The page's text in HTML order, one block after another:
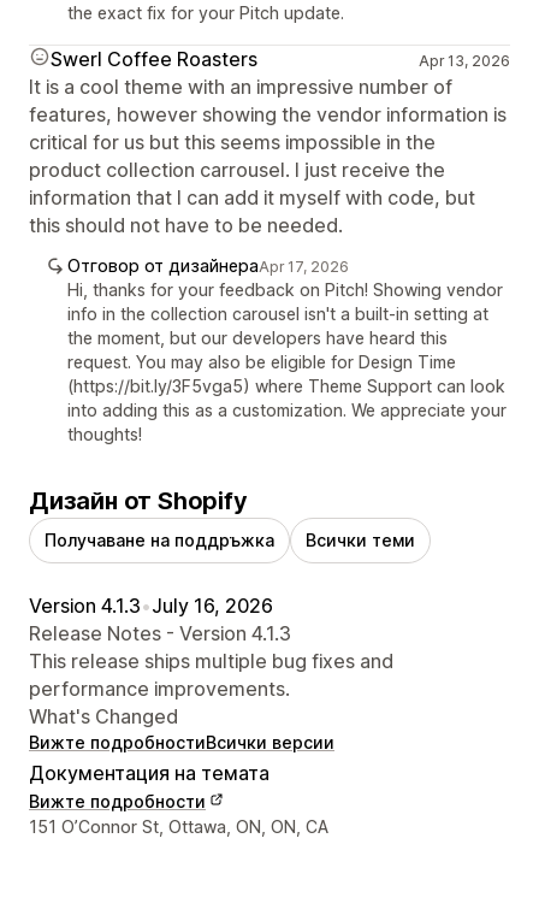
the exact fix for your Pitch update.
Swerl Coffee Roasters Apr 13, 2026
It is a cool theme with an impressive number of
features, however showing the vendor information is
critical for us but this seems impossible in the
product collection carrousel. I just receive the
information that I can add it myself with code, but
this should not have to be needed.
Отговор от дизайнераApr 17, 2026
Hi, thanks for your feedback on Pitch! Showing vendor
info in the collection carousel isn't a built-in setting at
the moment, but our developers have heard this
request. You may also be eligible for Design Time
(https://bit.ly/3F5vga5) where Theme Support can look
into adding this as a customization. We appreciate your
thoughts!
Дизайн от Shopify
Получаване на поддръжка Всички теми
Version 4.1.3•July 16, 2026
Release Notes - Version 4.1.3
This release ships multiple bug fixes and
performance improvements.
What's Changed
Вижте подробностиВсички версии
Документация на темата
Вижте подробности
Данни за връзка с дизайнера
151 O’Connor St, Ottawa, ON, ON, CA